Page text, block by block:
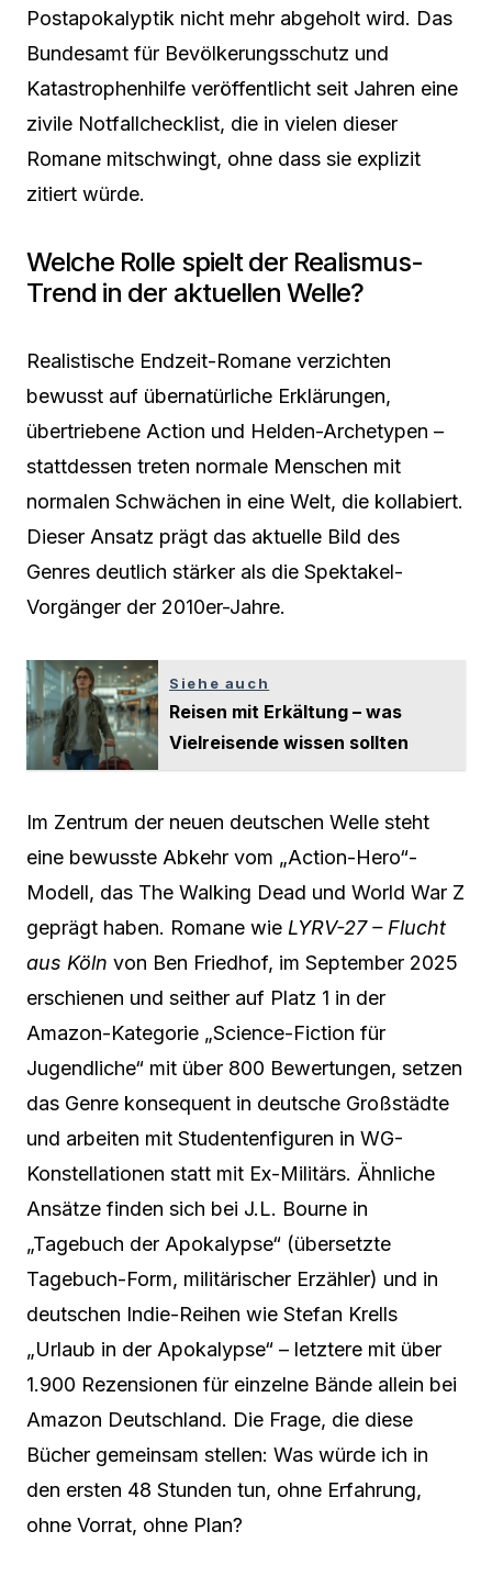
Postapokalyptik nicht mehr abgeholt wird. Das
Bundesamt für Bevölkerungsschutz und
Katastrophenhilfe veröffentlicht seit Jahren eine
zivile Notfallchecklist, die in vielen dieser
Romane mitschwingt, ohne dass sie explizit
zitiert würde.
Welche Rolle spielt der Realismus-
Trend in der aktuellen Welle?
Realistische Endzeit-Romane verzichten
bewusst auf übernatürliche Erklärungen,
übertriebene Action und Helden-Archetypen –
stattdessen treten normale Menschen mit
normalen Schwächen in eine Welt, die kollabiert.
Dieser Ansatz prägt das aktuelle Bild des
Genres deutlich stärker als die Spektakel-
Vorgänger der 2010er-Jahre.
Siehe auch
Reisen mit Erkältung – was
Vielreisende wissen sollten
Im Zentrum der neuen deutschen Welle steht
eine bewusste Abkehr vom „Action-Hero“-
Modell, das The Walking Dead und World War Z
geprägt haben. Romane wie LYRV-27 – Flucht
aus Köln von Ben Friedhof, im September 2025
erschienen und seither auf Platz 1 in der
Amazon-Kategorie „Science-Fiction für
Jugendliche“ mit über 800 Bewertungen, setzen
das Genre konsequent in deutsche Großstädte
und arbeiten mit Studentenfiguren in WG-
Konstellationen statt mit Ex-Militärs. Ähnliche
Ansätze finden sich bei J.L. Bourne in
„Tagebuch der Apokalypse“ (übersetzte
Tagebuch-Form, militärischer Erzähler) und in
deutschen Indie-Reihen wie Stefan Krells
„Urlaub in der Apokalypse“ – letztere mit über
1.900 Rezensionen für einzelne Bände allein bei
Amazon Deutschland. Die Frage, die diese
Bücher gemeinsam stellen: Was würde ich in
den ersten 48 Stunden tun, ohne Erfahrung,
ohne Vorrat, ohne Plan?